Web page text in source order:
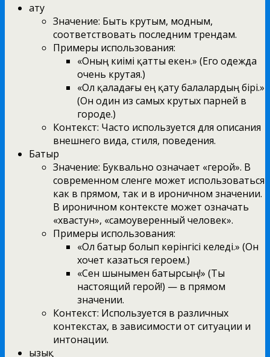
Қату
Значение: Быть крутым, модным,
соответствовать последним трендам.
Примеры использования:
«Оның киімі қатты екен.» (Его одежда
очень крутая.)
«Ол қаладағы ең қату балалардың бірі.»
(Он один из самых крутых парней в
городе.)
Контекст: Часто используется для описания
внешнего вида, стиля, поведения.
Батыр
Значение: Буквально означает «герой». В
современном сленге может использоваться
как в прямом, так и в ироничном значении.
В ироничном контексте может означать
«хвастун», «самоуверенный человек».
Примеры использования:
«Ол батыр болып көрінгісі келеді.» (Он
хочет казаться героем.)
«Сен шынымен батырсың!» (Ты
настоящий герой!) — в прямом
значении.
Контекст: Используется в различных
контекстах, в зависимости от ситуации и
интонации.
Қызық